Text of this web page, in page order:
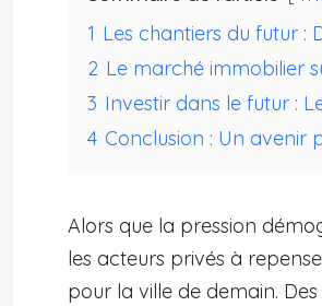
1 Les chantiers du futur :
2 Le marché immobilier
3 Investir dans le futur :
4 Conclusion : Un avenir
Alors que la pression
les acteurs privés à
pour la ville de demain.